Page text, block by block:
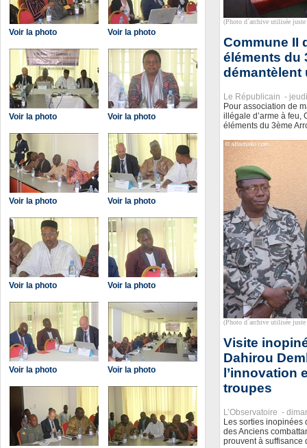
Voir la photo Voir la photo
Voir la photo Voir la photo
Voir la photo Voir la photo
Voir la photo Voir la photo
Voir la photo Voir la photo
(Photo d`archive utilisée
Commune II
éléments du
démantèlent
Le Républicain -
Pour association de
illégale d’arme à feu,
éléments du 3ème
(Photo d`archive utilisée
Visite
Dahirou
l’innovation
troupes
L’Observatoire -
Les sorties inopinées
des Anciens
prouvent à suffisance